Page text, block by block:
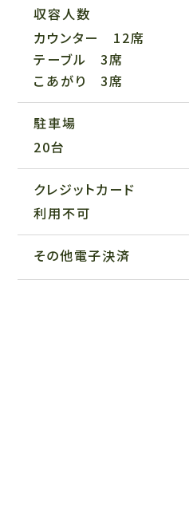
収容人数
カウンター 12席
テーブル 3席
こあがり 3席
駐車場
20台
クレジットカード
利用不可
その他電子決済